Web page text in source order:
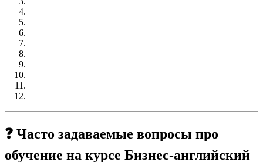
❓ Часто задаваемые вопросы про
обучение на курсе Бизнес-английский